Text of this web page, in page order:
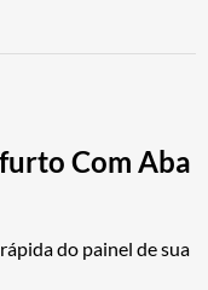
Com Aba
do painel de sua